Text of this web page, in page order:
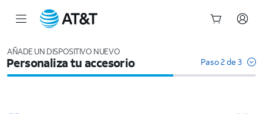
AÑADE UN DISPOSITIVO NUEVO
Personaliza tu accesorio Paso 2 de 3